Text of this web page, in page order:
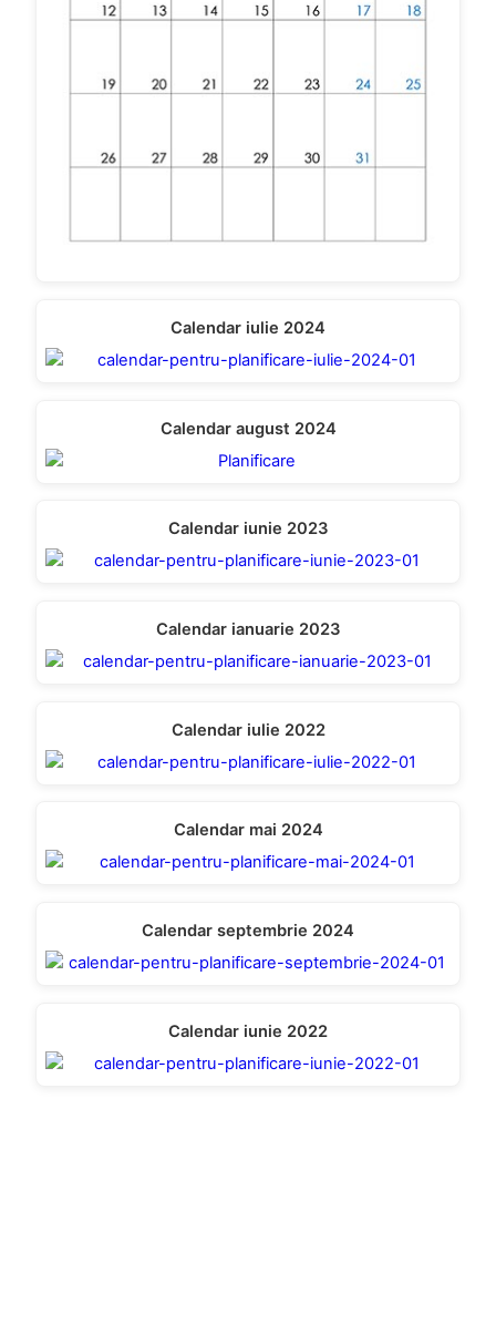
Calendar iulie 2024
Calendar august 2024
Calendar iunie 2023
Calendar ianuarie 2023
Calendar iulie 2022
Calendar mai 2024
Calendar septembrie 2024
Calendar iunie 2022